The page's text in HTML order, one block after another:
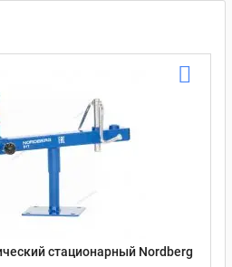
стационарный Nordberg